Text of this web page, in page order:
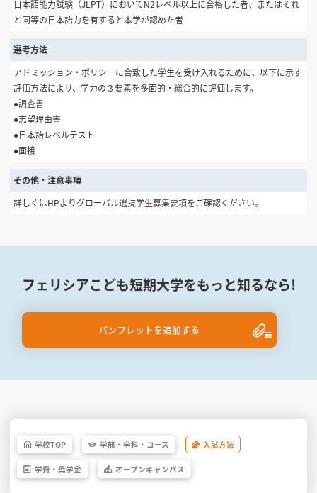
日本語能力試験（JLPT）においてN2レベル以上に合格した者、またはそれ
と同等の日本語力を有すると本学が認めた者
選考方法
アドミッション・ポリシーに合致した学生を受け入れるために、以下に示す
評価方法によリ、学力の３要素を多面的・総合的に評価します。
●調査書
●志望理由書
●日本語レベルテスト
●面接
その他・注意事項
詳しくはHPよりグローバル選抜学生募集要項をご確認ください。
フェリシアこども短期大学をもっと知るなら!
パンフレットを追加する
学校TOP 学部・ 学科・ コース 入試方法
学費・ 奨学金 オープンキャンパス